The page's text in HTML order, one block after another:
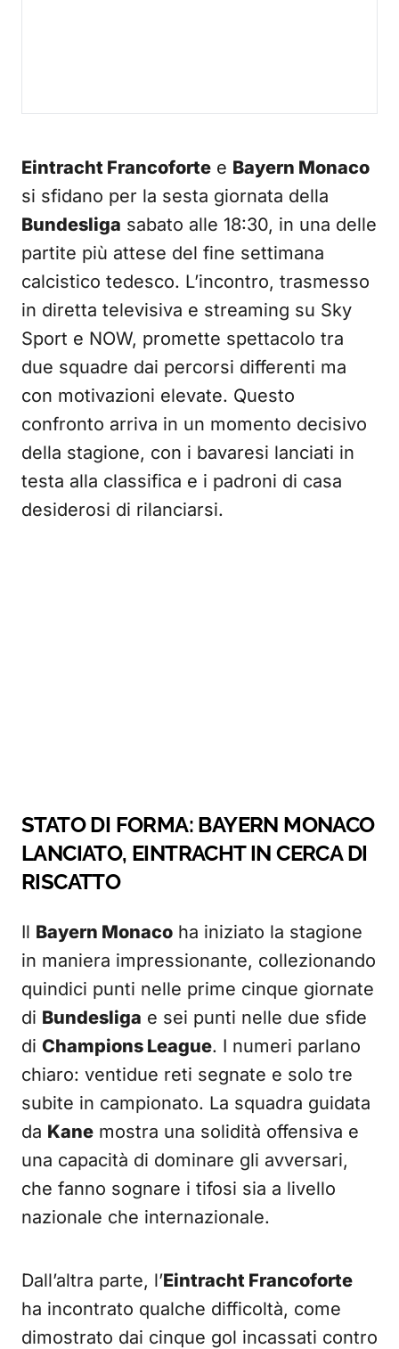
Eintracht Francoforte e Bayern Monaco
si sfidano per la sesta giornata della
Bundesliga sabato alle 18:30, in una delle
partite più attese del fine settimana
calcistico tedesco. L’incontro, trasmesso
in diretta televisiva e streaming su Sky
Sport e NOW, promette spettacolo tra
due squadre dai percorsi differenti ma
con motivazioni elevate. Questo
confronto arriva in un momento decisivo
della stagione, con i bavaresi lanciati in
testa alla classifica e i padroni di casa
desiderosi di rilanciarsi.
STATO DI FORMA: BAYERN MONACO
LANCIATO, EINTRACHT IN CERCA DI
RISCATTO
Il Bayern Monaco ha iniziato la stagione
in maniera impressionante, collezionando
quindici punti nelle prime cinque giornate
di Bundesliga e sei punti nelle due sfide
di Champions League. I numeri parlano
chiaro: ventidue reti segnate e solo tre
subite in campionato. La squadra guidata
da Kane mostra una solidità offensiva e
una capacità di dominare gli avversari,
che fanno sognare i tifosi sia a livello
nazionale che internazionale.
Dall’altra parte, l’Eintracht Francoforte
ha incontrato qualche difficoltà, come
dimostrato dai cinque gol incassati contro